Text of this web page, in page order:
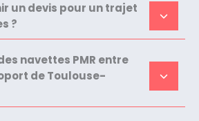
un devis pour un trajet
?
navettes PMR entre
de Toulouse-